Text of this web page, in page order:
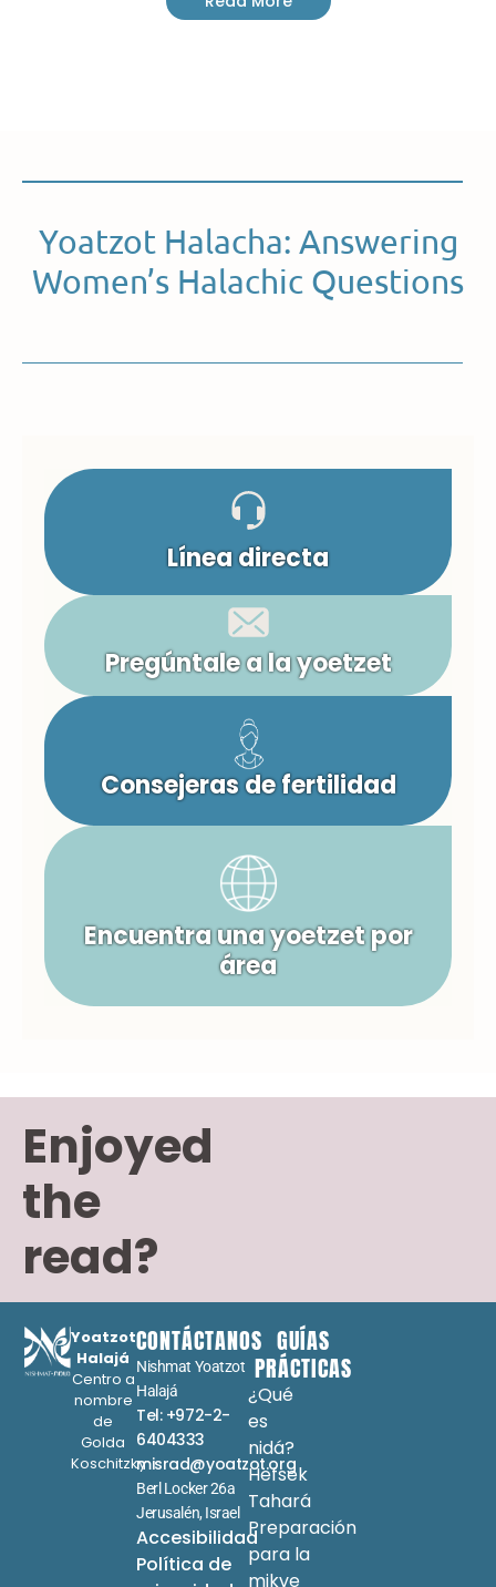
Yoatzot Halacha: Answering
Women’s Halachic Questions
Línea directa
Pregúntale a la yoetzet
Consejeras de fertilidad
Encuentra una yoetzet por
área
Enjoyed
the
read?
Yoatzot
Halajá
Centro a
nombre
de
Golda
Koschitzky
CONTÁCTANOS
Nishmat Yoatzot
Halajá
Tel: +972-2-
6404333
misrad@yoatzot.org
Berl Locker 26a
Jerusalén, Israel
Accesibilidad
Política de
GUÍAS
PRÁCTICAS
¿Qué
es
nidá?
Hefsek
Tahará
Preparación
para la
mikve